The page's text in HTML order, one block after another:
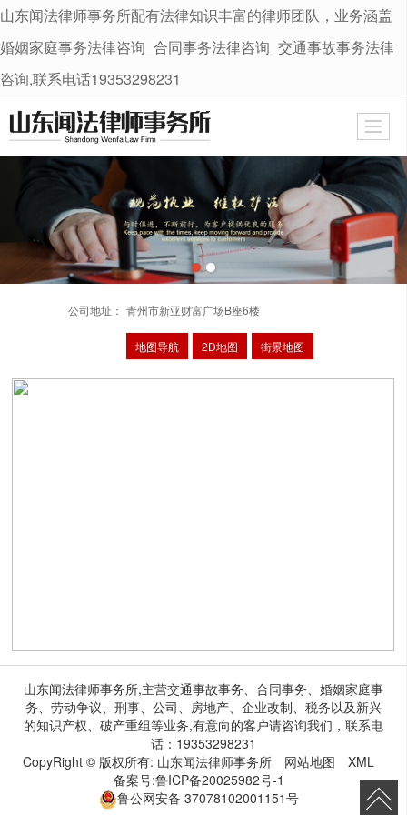
很遗憾，因您的浏览器版本过低导致无法获得最佳浏览体验，推荐下载安装谷歌浏览器！
山东闻法律师事务所配有法律知识丰富的律师团队，业务涵盖
婚姻家庭事务法律咨询_合同事务法律咨询_交通事故事务法律
咨询,联系电话19353298231
公司地址： 青州市新亚财富广场B座6楼
地图导航 2D地图 街景地图
山东闻法律师事务所,主营交通事故事务、合同事务、婚姻家庭事
务、劳动争议、刑事、公司、房地产、企业改制、税务以及新兴
的知识产权、破产重组等业务,有意向的客户请咨询我们，联系电
话：19353298231
CopyRight © 版权所有: 山东闻法律师事务所 网站地图
XML
备案号:鲁ICP备20025982号-1
鲁公网安备 37078102001151号